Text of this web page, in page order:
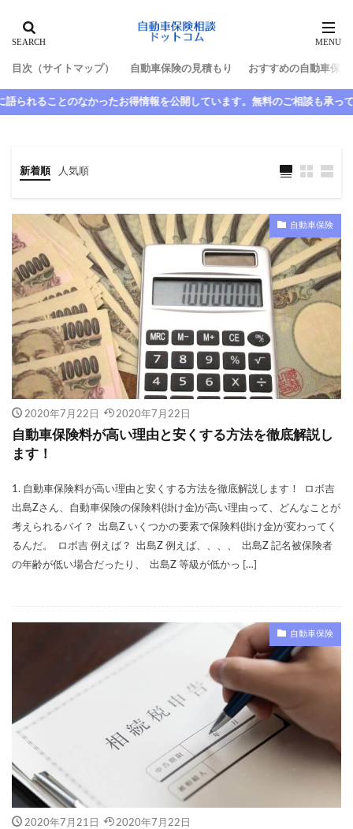
目次（サイトマップ） 自動車保険の見積もり おすすめの自動車保険
報を公開しています。無料のご相談も承っています。ぜひご利用くださ
新着順 人気順
自動車保険
2020年7月22日 2020年7月22日
自動車保険料が高い理由と安くする方法を徹底解説し
ます！
1. 自動車保険料が高い理由と安くする方法を徹底解説します！ ロボ吉
出島Zさん、自動車保険の保険料(掛け金)が高い理由って、どんなことが
考えられるバイ？ 出島Z いくつかの要素で保険料(掛け金)が変わってく
るんだ。 ロボ吉 例えば？ 出島Z 例えば、、、、 出島Z 記名被保険者
の年齢が低い場合だったり、 出島Z 等級が低かっ […]
自動車保険
2020年7月21日 2020年7月22日
タグ
日新火災 更新 更新しない 最低限
東京海上日動火災 楽天損保
法人 法改正 津市 断られた 数日間
尼崎 大人の自動車保険 大同火災
大手 大津 失効 契約者 契約者変更
契約解除 子供 安い 家族 家族限定
年齢 故障 延滞 引き継ぎ
引き継ぎ方法 引き継げない 強制保険
当て逃げ 悪い 悪評 悪質 控除
損保ジャパン 改正道路交通法
滞納 園児 買い替え 補償内容
計算 記名被保険者 証券 説明
調べ方 請求 走行距離 英語
車両入れ替え 転職 軽自動車 逃走
連絡 運転者年齢条件特約 運転者限定特約
表 良い 炎上 種類 無料
煽り運転 特典 特約
相場 相談 県民共済
短期 空白期間 自賠責保険
等級 簡単 簡単見積もり
継続 継続割引 維持
自動車保険会社 自然災害
基礎知識 18歳
おすすめできない おすすめな自動車保険